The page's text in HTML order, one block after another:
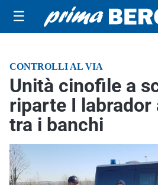
☰
CONTROLLI AL VIA
Unità cinofile a
riparte I labrador
tra i banchi